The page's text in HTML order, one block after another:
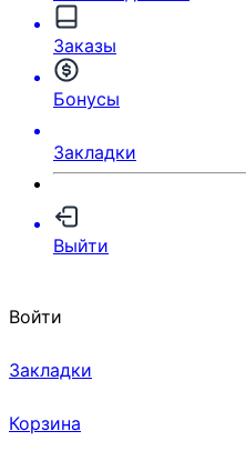
Заказы
Бонусы
Закладки
Выйти
Войти
Закладки
Корзина